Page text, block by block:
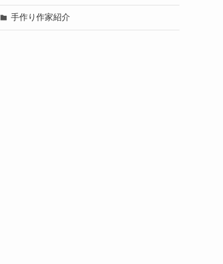
手作り作家紹介